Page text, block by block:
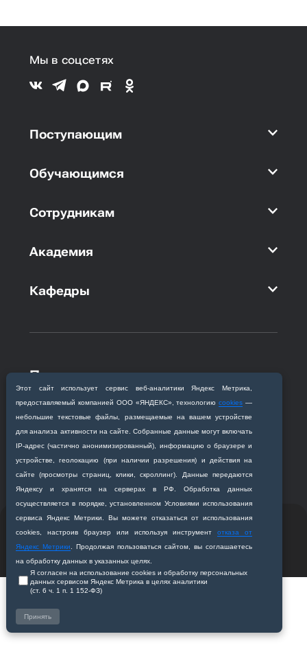
Этот сайт использует сервис веб‑аналитики Яндекс Метрика,
предоставляемый компанией ООО «ЯНДЕКС», технологиюcookies —
небольшие текстовые файлы, размещаемые на вашем устройстве
для анализа активности на сайте. Собранные данные могут включать
IP‑адрес (частично анонимизированный), информацию о браузере и
устройстве, геолокацию (при наличии разрешения) и действия на
сайте (просмотры страниц, клики, скроллинг). Данные передаются
Яндексу и хранятся на серверах в РФ. Обработка данных
осуществляется в порядке, установленном Условиями использования
сервиса Яндекс Метрики. Вы можете отказаться от использования
cookies, настроив браузер или используя инструментотказа от
Яндекс Метрики . Продолжая пользоваться сайтом, вы соглашаетесь
на обработку данных в указанных целях.
Я согласен на использование cookies и обработку персональных
данных сервисом Яндекс Метрика в целях аналитики
(ст. 6 ч. 1 п. 1 152‑ФЗ)
Принять
Мы в соцсетях
Поступающим
Обучающимся
Сотрудникам
Академия
Кафедры
Приемная комиссия
Благовещенск, ул. Горького, 95
+7 (4162) 319‒016
abitur@amursma.su
Сведения об образовательной
организации
медицинская академия
Разработано студией